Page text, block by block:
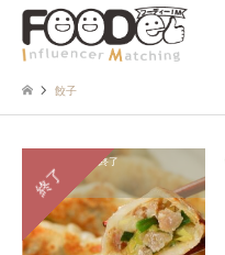
餃子
終了
募集終了
報告期間：
終了